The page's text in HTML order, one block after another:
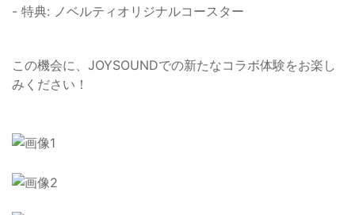
- 特典: ノベルティオリジナルコースター
この機会に、JOYSOUNDでの新たなコラボ体験をお楽し
みください！